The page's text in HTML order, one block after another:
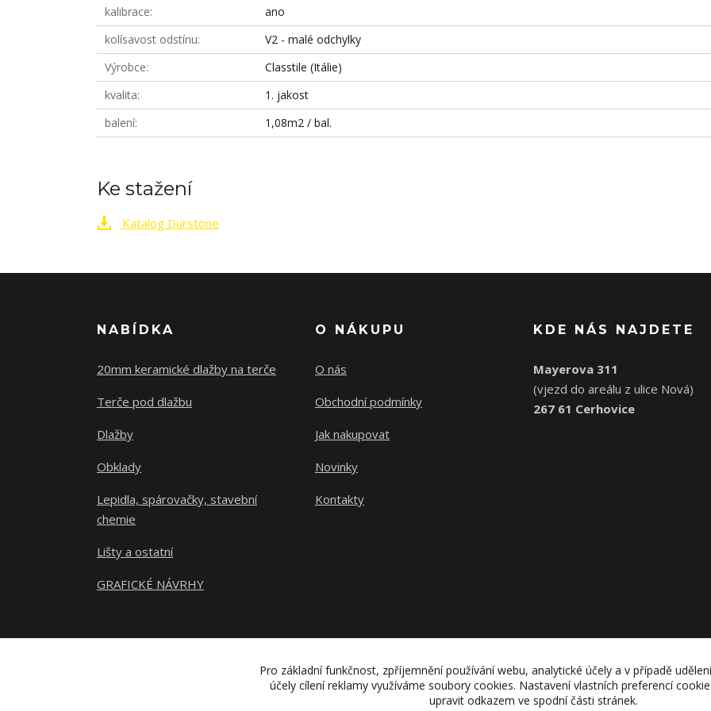
kalibrace
ano
kolísavost odstínu
V2 - malé odchylky
Výrobce
Classtile (Itálie)
kvalita
1. jakost
balení
1,08m2 / bal.
Ke stažení
Katalog Durstone
NABÍDKA
20mm keramické dlažby na terče
Terče pod dlažbu
Dlažby
Obklady
Lepidla, spárovačky, stavební
chemie
Lišty a ostatní
GRAFICKÉ NÁVRHY
O NÁKUPU
O nás
Obchodní podmínky
Jak nakupovat
Novinky
Kontakty
KDE NÁS NAJDETE
Mayerova 311
(vjezd do areálu z ulice Nová)
267 61 Cerhovice
Upravit sběr cookies.
Pro základní funkčnost, zpříjemnění používání webu, analytické účely a v případě
účely cílení reklamy využíváme soubory cookies. Nastavení vlastních preferencí
upravit odkazem ve spodní části stránek.